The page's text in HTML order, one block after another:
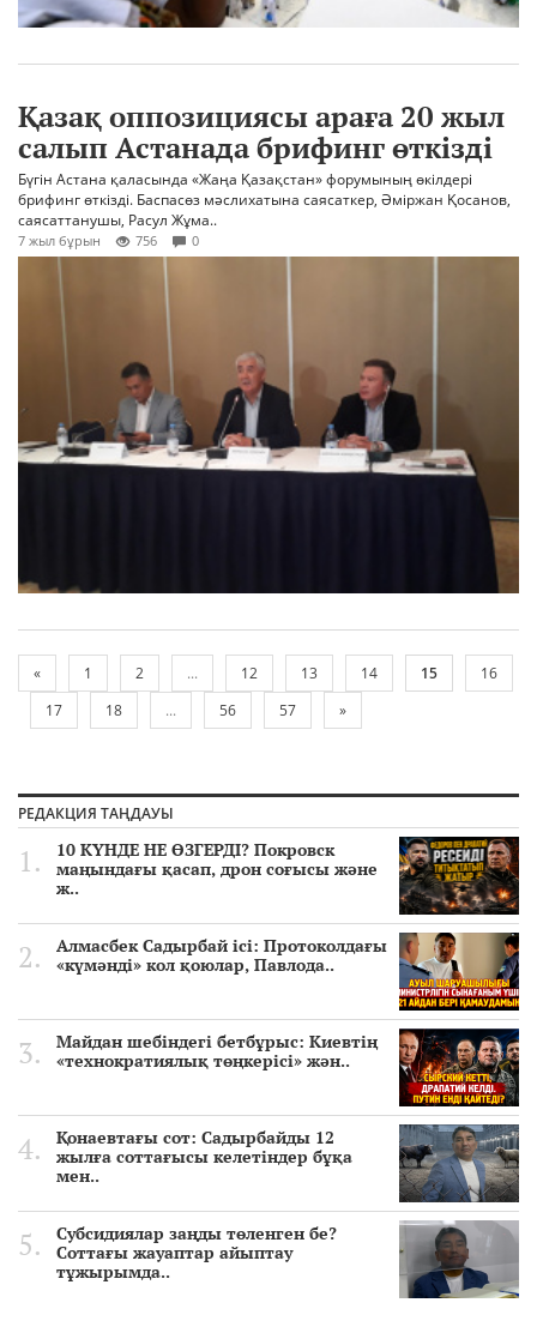
Қазақ оппозициясы араға 20 жыл
салып Астанада брифинг өткізді
Бүгін Астана қаласында «Жаңа Қазақстан» форумының өкілдері
брифинг өткізді. Баспасөз мәслихатына саясаткер, Әміржан Қосанов,
саясаттанушы, Расул Жұма..
7 жыл бұрын 756 0
« 1 2 ... 12 13 14 15
16
17
18 ... 56 57 »
РЕДАКЦИЯ ТАҢДАУЫ
10 КҮНДЕ НЕ ӨЗГЕРДІ? Покровск
маңындағы қасап, дрон соғысы және
ж..
Алмасбек Садырбай ісі: Протоколдағы
«күмәнді» кол қоюлар, Павлода..
Майдан шебіндегі бетбұрыс: Киевтің
«технократиялық төңкерісі» жән..
Қонаевтағы сот: Садырбайды 12
жылға соттағысы келетіндер бұқа
мен..
Субсидиялар заңды төленген бе?
Соттағы жауаптар айыптау
тұжырымда..